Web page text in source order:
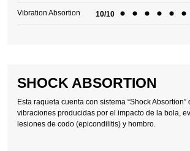
Vibration Absortion 10/10
SHOCK ABSORTION
Esta raqueta cuenta con sistema “Shock
vibraciones producidas por el impacto de la bola,
lesiones de codo (epicondilitis) y hombro.